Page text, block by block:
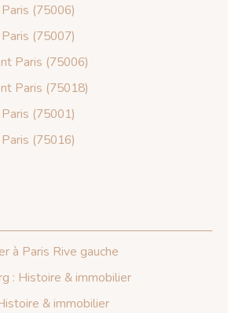
(75006)
(75007)
Paris (75006)
Paris (75018)
(75001)
(75016)
à Paris Rive gauche
: Histoire & immobilier
& immobilier